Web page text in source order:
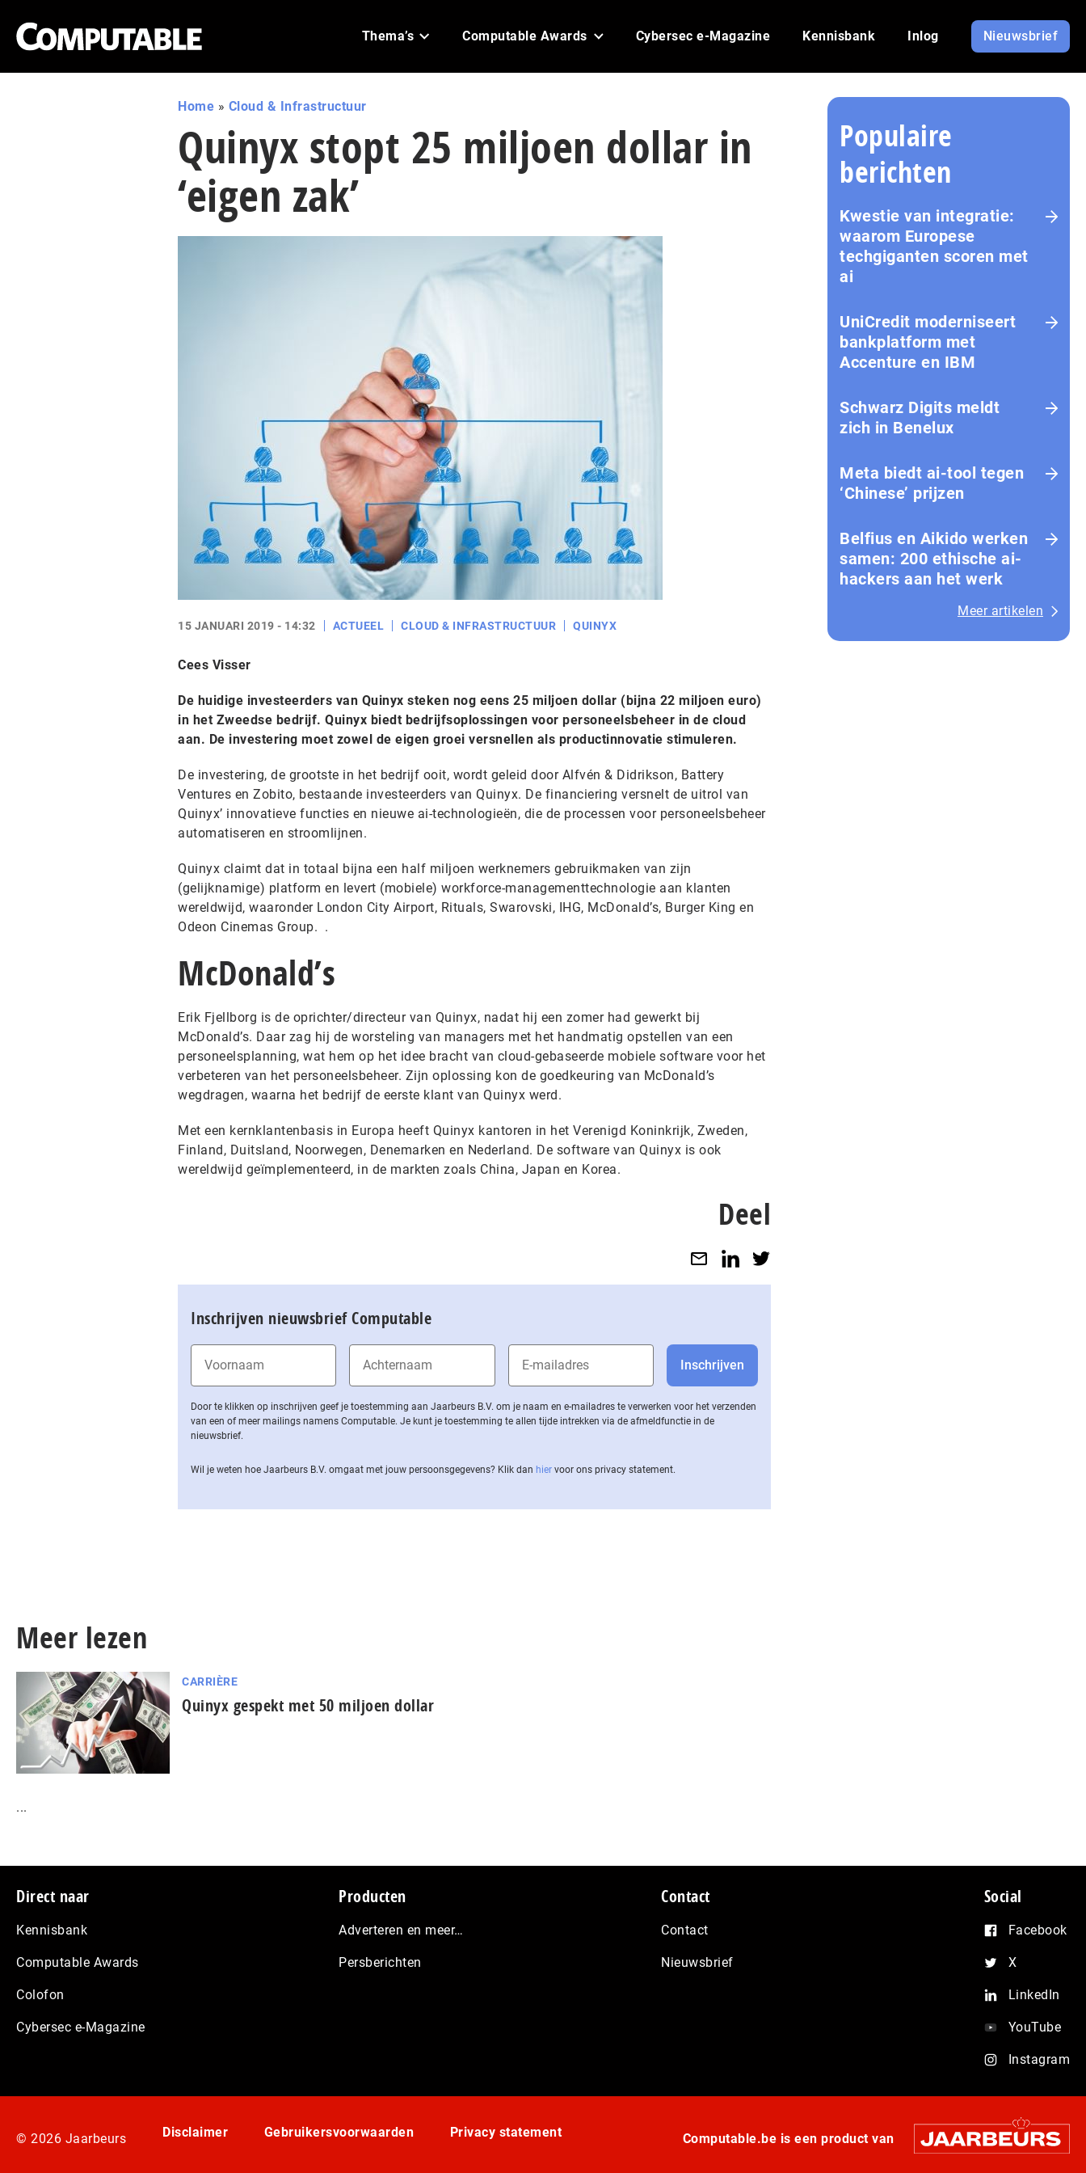
Thema’s Computable Awards Cybersec e-Magazine Kennisbank Inlog Nieuwsbrief
Home » Cloud & Infrastructuur
Quinyx stopt 25 miljoen dollar in
‘eigen zak’
15 JANUARI 2019 - 14:32 ACTUEEL CLOUD & INFRASTRUCTUUR QUINYX
Cees Visser
De huidige investeerders van Quinyx steken nog eens 25 miljoen dollar (bijna 22 miljoen euro)
in het Zweedse bedrijf. Quinyx biedt bedrijfsoplossingen voor personeelsbeheer in de cloud
aan. De investering moet zowel de eigen groei versnellen als productinnovatie stimuleren.
De investering, de grootste in het bedrijf ooit, wordt geleid door Alfvén & Didrikson, Battery
Ventures en Zobito, bestaande investeerders van Quinyx. De financiering versnelt de uitrol van
Quinyx’ innovatieve functies en nieuwe ai-technologieën, die de processen voor personeelsbeheer
automatiseren en stroomlijnen.
Quinyx claimt dat in totaal bijna een half miljoen werknemers gebruikmaken van zijn
(gelijknamige) platform en levert (mobiele) workforce-managementtechnologie aan klanten
wereldwijd, waaronder London City Airport, Rituals, Swarovski, IHG, McDonald’s, Burger King en
Odeon Cinemas Group. .
McDonald’s
Erik Fjellborg is de oprichter/directeur van Quinyx, nadat hij​ een zomer had gewerkt bij
McDonald’s. Daar zag hij de worsteling van managers met het handmatig opstellen van een
personeelsplanning, wat hem op het idee bracht van cloud-gebaseerde mobiele software voor het
verbeteren van het personeelsbeheer. Zijn oplossing kon de goedkeuring van McDonald’s
wegdragen, waarna het bedrijf de eerste klant van Quinyx werd.
Met een kernklantenbasis in Europa heeft Quinyx kantoren in het Verenigd Koninkrijk, Zweden,
Finland, Duitsland, Noorwegen, Denemarken en Nederland. De software van Quinyx is ook
wereldwijd geïmplementeerd, in de markten zoals China, Japan en Korea.
Deel
Inschrijven nieuwsbrief Computable
Door te klikken op inschrijven geef je toestemming aan Jaarbeurs B.V. om je naam en e-mailadres te verwerken voor het verzenden
van een of meer mailings namens Computable. Je kunt je toestemming te allen tijde intrekken via de af­meld­func­tie in de
nieuwsbrief.
Wil je weten hoe Jaarbeurs B.V. omgaat met jouw per­soons­ge­ge­vens? Klik dan hier voor ons privacy statement.
Populaire
berichten
Kwestie van integratie:
waarom Europese
techgiganten scoren met
ai
UniCredit moderniseert
bankplatform met
Accenture en IBM
Schwarz Digits meldt
zich in Benelux
Meta biedt ai-tool tegen
‘Chinese’ prijzen
Belfius en Aikido werken
samen: 200 ethische ai-
hackers aan het werk
Meer artikelen
Meer lezen
CARRIÈRE
Quinyx gespekt met 50 miljoen dollar
...
Footer
Direct naar
Kennisbank
Computable Awards
Colofon
Cybersec e-Magazine
Producten
Adverteren en meer…
Persberichten
Contact
Contact
Nieuwsbrief
Social
Facebook
X
LinkedIn
YouTube
Instagram
© 2026 Jaarbeurs Disclaimer Gebruikersvoorwaarden Privacy statement Computable.be is een product van